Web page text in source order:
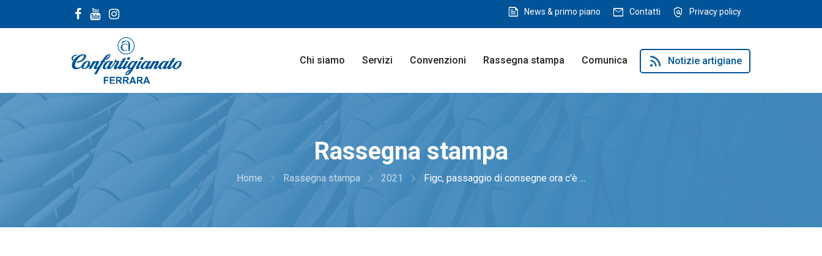
feed News & primo piano mail Contatti policy Privacy policy
Chi siamo Servizi Convenzioni Rassegna stampa Comunica rss_feed Notizie artigiane
Rassegna stampa
Home navigate_next Rassegna stampa navigate_next 2021 navigate_next Figc, passaggio di consegne ora c'è ...